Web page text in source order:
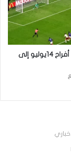
إسبانيا تحول أفراح 14يوليو إلى